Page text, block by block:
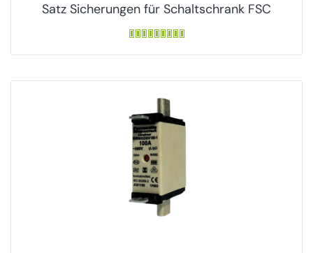
Satz Sicherungen für Schaltschrank FSC